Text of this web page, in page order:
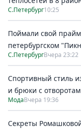
С.Петербург10:25
Поймали свой
петербургском
С.ПетербургВчера 23:22
Спортивный стиль
и брюки с
МодаВчера 19:36
Секреты